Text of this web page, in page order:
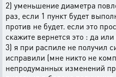
2) уменьшение диаметра
раз, если 1 пункт будет
против не будет. если это
скажите вернется это : да или
3) я при распиле не получил
исправили (мне никто не
непродуманных изменений